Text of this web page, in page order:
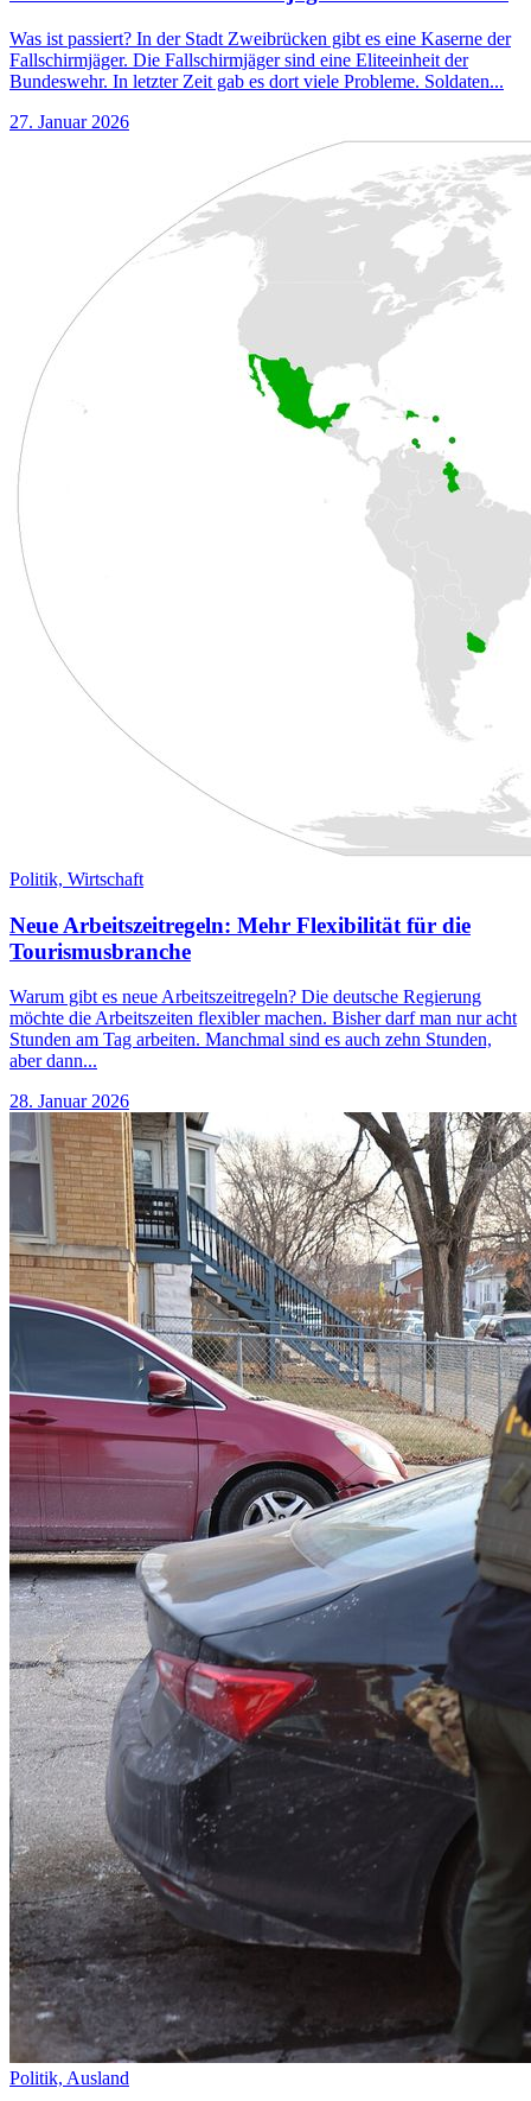
Was ist passiert? In der Stadt Zweibrücken gibt es eine Kaserne der
Fallschirmjäger. Die Fallschirmjäger sind eine Eliteeinheit der
Bundeswehr. In letzter Zeit gab es dort viele Probleme. Soldaten...
27. Januar 2026
Politik, Wirtschaft
Neue Arbeitszeitregeln: Mehr Flexibilität für die
Tourismusbranche
Warum gibt es neue Arbeitszeitregeln? Die deutsche Regierung
möchte die Arbeitszeiten flexibler machen. Bisher darf man nur acht
Stunden am Tag arbeiten. Manchmal sind es auch zehn Stunden,
aber dann...
28. Januar 2026
Politik, Ausland